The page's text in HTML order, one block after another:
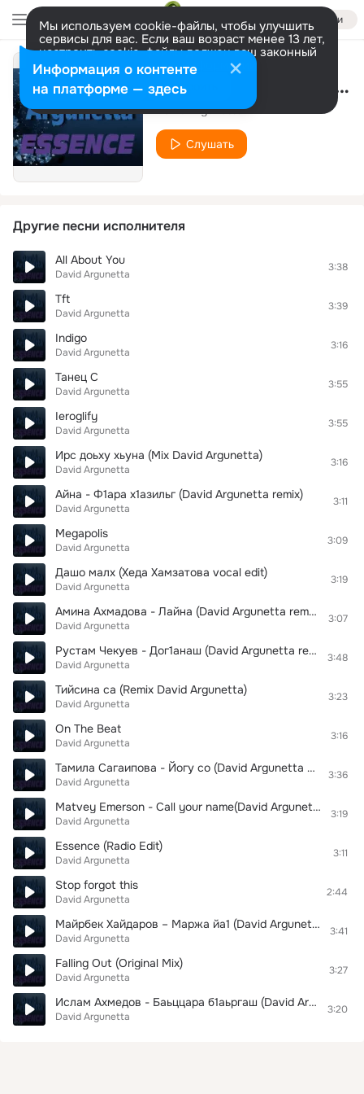
Войти
Мы используем cookie-файлы, чтобы улучшить
сервисы для вас. Если ваш возраст менее 13 лет,
настроить cookie-файлы должен ваш законный
представитель. Больше информации
Разрешить все Настроить Айшат (David Argunetta remix)
David Argunetta
Слушать
Другие песни исполнителя
All About You
David Argunetta
3:38
Tft
David Argunetta
3:39
Indigo
David Argunetta
3:16
Танец C
David Argunetta
3:55
Ieroglify
David Argunetta
3:55
Ирс доьху хьуна (Mix David Argunetta)
David Argunetta
3:16
Айна - Ф1ара х1азильг (David Argunetta remix)
David Argunetta
3:11
Megapolis
David Argunetta
3:09
Дашо малх (Хеда Хамзатова vocal edit)
David Argunetta
3:19
Амина Ахмадова - Лайна (David Argunetta remix)
David Argunetta
3:07
Рустам Чекуев - Дог1анаш (David Argunetta remix)
David Argunetta
3:48
Тийсина са (Remix David Argunetta)
David Argunetta
3:23
On The Beat
David Argunetta
3:16
Тамила Сагаипова - Йогу со (David Argunetta remix)
David Argunetta
3:36
Matvey Emerson - Call your name(David Argunetta remix)
David Argunetta
3:19
Essence (Radio Edit)
David Argunetta
3:11
Stop forgot this
David Argunetta
2:44
Майрбек Хайдаров – Маржа йа1 (David Argunetta remix)
David Argunetta
3:41
Falling Out (Original Mix)
David Argunetta
3:27
Ислам Ахмедов - Баьццара б1аьргаш (David Argunetta remix)
David Argunetta
3:20
Информация о контенте
на платформе — здесь